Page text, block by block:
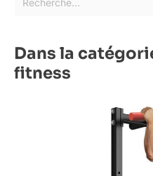
Dans la
fitness